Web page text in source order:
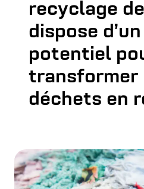
recyclage
dispose
potentiel
transformer
déchets en